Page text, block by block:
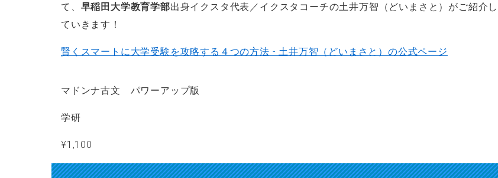
て、 早稲田大学教育学部出身イクスタ代表／イクスタコーチの土井万智（どいまさと）がご紹介し
ていきます！
賢くスマートに大学受験を攻略する４つの方法 - 土井万智（どいまさと）の公式ページ
マドンナ古文 パワーアップ版
学研
¥1,100